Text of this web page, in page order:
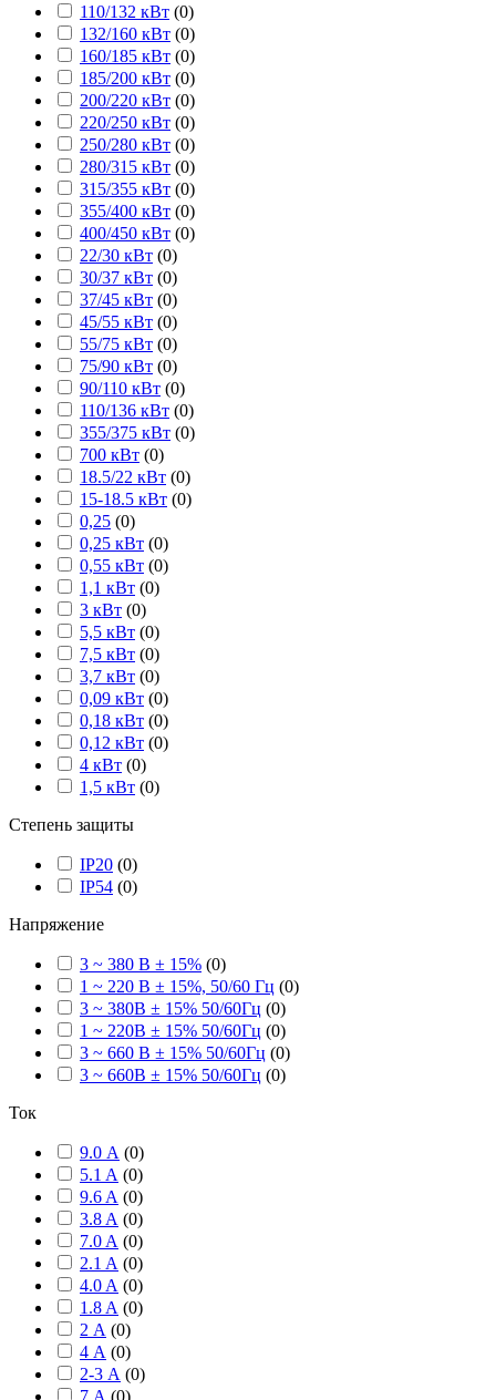
110/132 кВт (0)
132/160 кВт (0)
160/185 кВт (0)
185/200 кВт (0)
200/220 кВт (0)
220/250 кВт (0)
250/280 кВт (0)
280/315 кВт (0)
315/355 кВт (0)
355/400 кВт (0)
400/450 кВт (0)
22/30 кВт (0)
30/37 кВт (0)
37/45 кВт (0)
45/55 кВт (0)
55/75 кВт (0)
75/90 кВт (0)
90/110 кВт (0)
110/136 кВт (0)
355/375 кВт (0)
700 кВт (0)
18.5/22 кВт (0)
15-18.5 кВт (0)
0,25 (0)
0,25 кВт (0)
0,55 кВт (0)
1,1 кВт (0)
3 кВт (0)
5,5 кВт (0)
7,5 кВт (0)
3,7 кВт (0)
0,09 кВт (0)
0,18 кВт (0)
0,12 кВт (0)
4 кВт (0)
1,5 кВт (0)
Степень защиты
IP20 (0)
IP54 (0)
Напряжение
3 ~ 380 В ± 15% (0)
1 ~ 220 В ± 15%, 50/60 Гц (0)
3 ~ 380В ± 15% 50/60Гц (0)
1 ~ 220В ± 15% 50/60Гц (0)
3 ~ 660 В ± 15% 50/60Гц (0)
3 ~ 660В ± 15% 50/60Гц (0)
Ток
9.0 А (0)
5.1 A (0)
9.6 A (0)
3.8 A (0)
7.0 A (0)
2.1 A (0)
4.0 A (0)
1.8 A (0)
2 А (0)
4 А (0)
2-3 А (0)
7 А (0)